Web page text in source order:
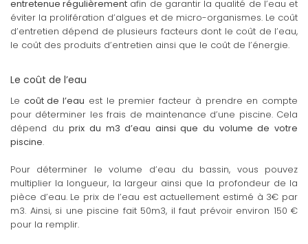
entretenue régulièrement afin de garantir la qualité de l’eau et
éviter la prolifération d’algues et de micro-organismes. Le coût
d’entretien dépend de plusieurs facteurs dont le coût de l’eau,
le coût des produits d’entretien ainsi que le coût de l’énergie.
Le coût de l’eau
Le coût de l’eau est le premier facteur à prendre en compte
pour déterminer les frais de maintenance d’une piscine. Cela
dépend duprix du m3 d’eau ainsi que du volume de votre
piscine.
Pour déterminer le volume d’eau du bassin, vous pouvez
multiplier la longueur, la largeur ainsi que la profondeur de la
pièce d’eau. Le prix de l’eau est actuellement estimé à 3€ par
m3. Ainsi, si une piscine fait 50m3, il faut prévoir environ 150 €
pour la remplir.